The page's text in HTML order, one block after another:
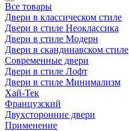
Все товары
Двери в классическом стиле
Двери в стиле Неоклассика
Двери в стиле Модерн
Двери в скандинавском стиле
Современные двери
Двери в стиле Лофт
Двери в стиле Минимализм
Хай-Тек
Французский
Двухсторонние двери
Применение